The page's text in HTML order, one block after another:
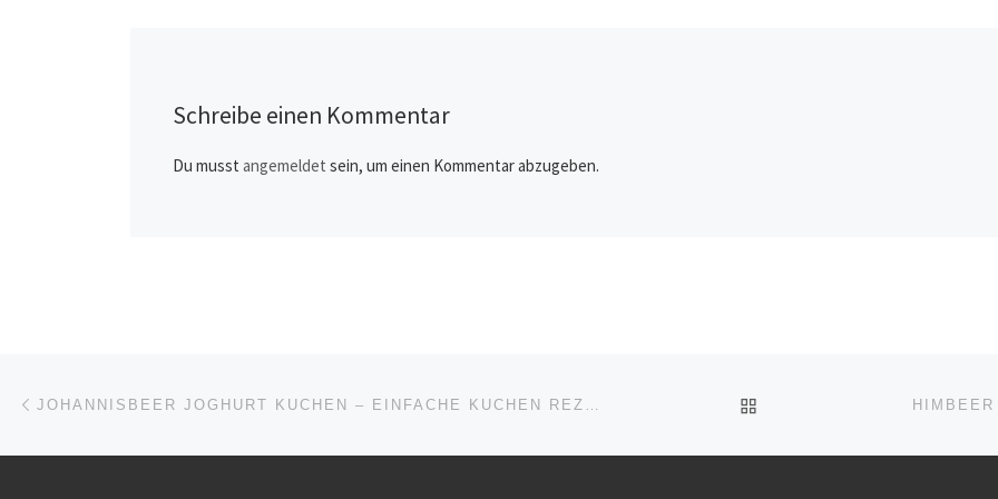
Schreibe einen Kommentar
Du musst angemeldet sein, um einen Kommentar abzugeben.
Beitragsnavigation ZURÜCK ZUR